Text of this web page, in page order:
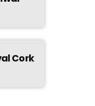
Cork